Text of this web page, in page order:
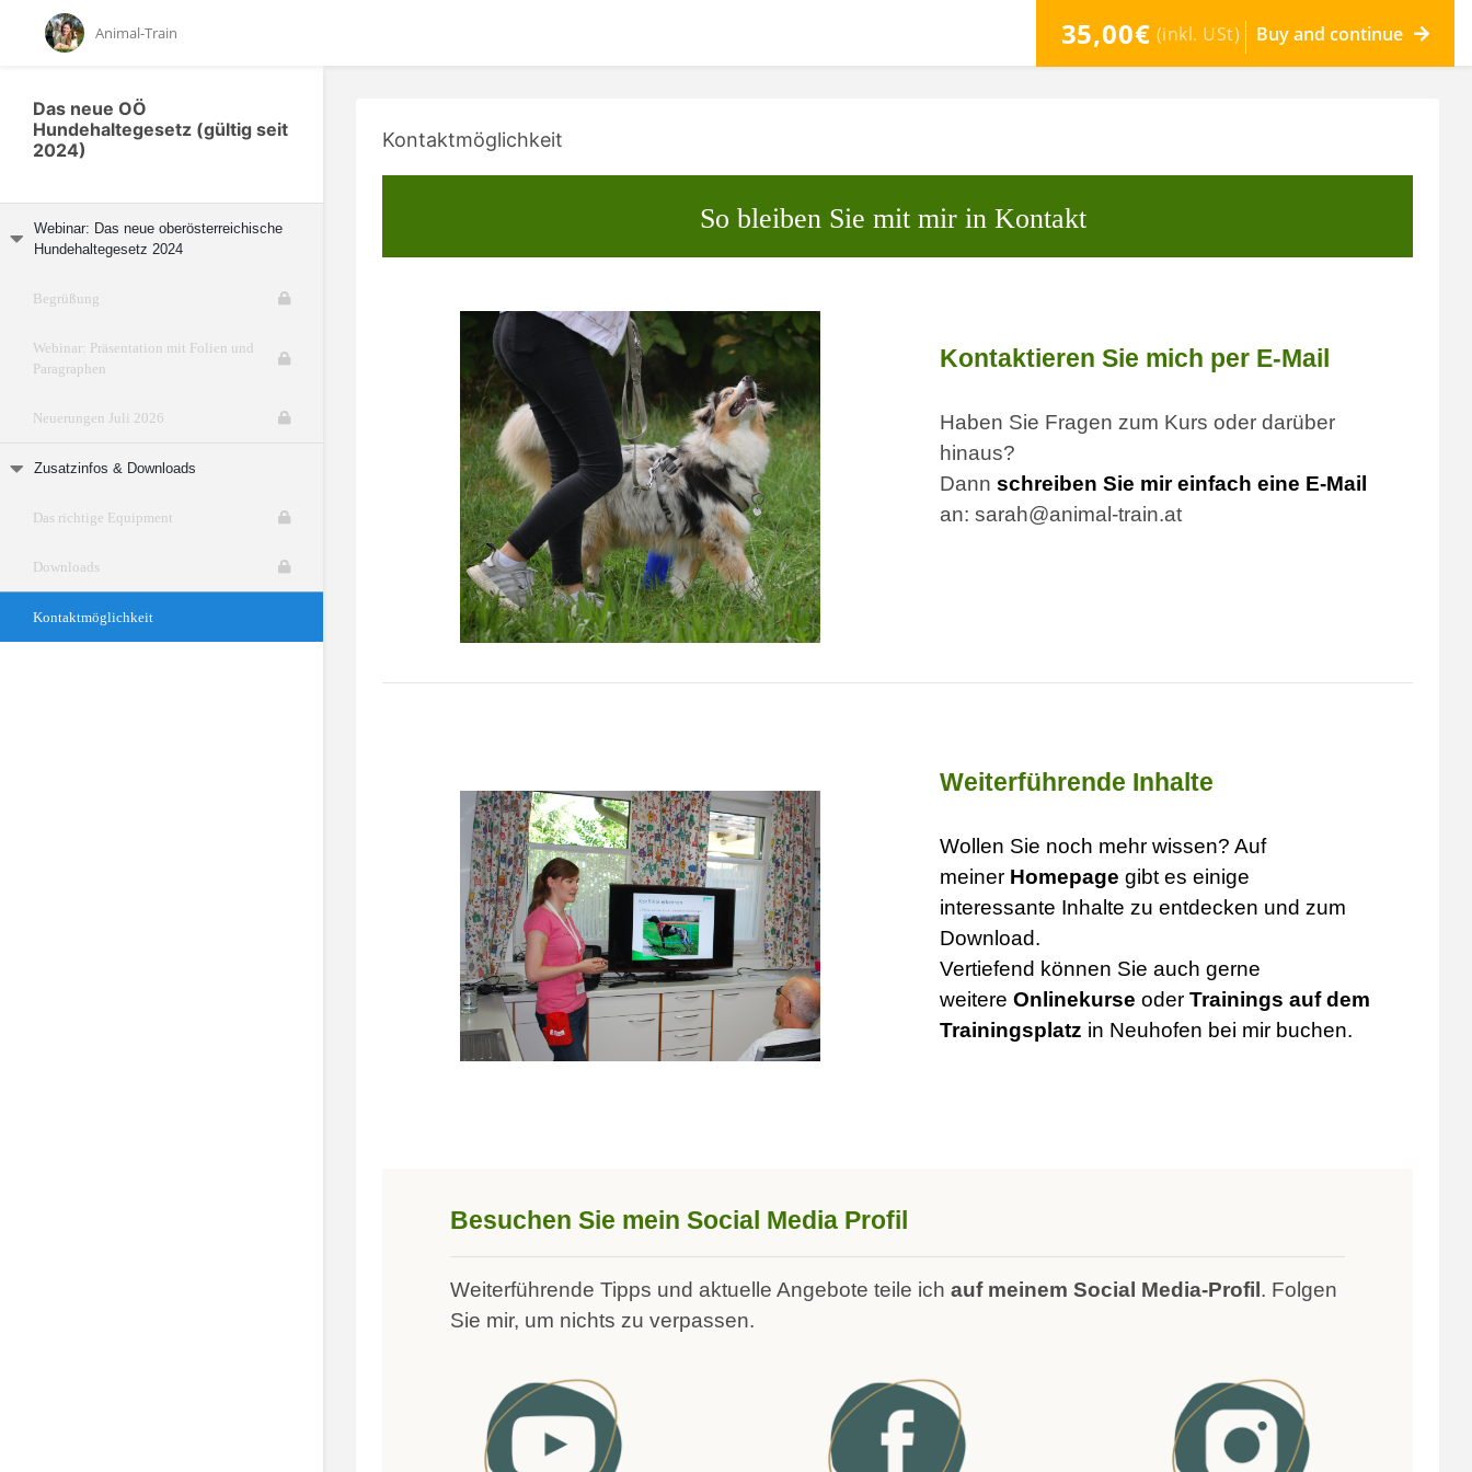
Animal-Train 35,00€ (inkl. USt) Buy and continue
Das neue OÖ
Hundehaltegesetz (gültig seit
2024)
Webinar: Das neue oberösterreichische
Hundehaltegesetz 2024
Begrüßung
Webinar: Präsentation mit Folien und
Paragraphen
Neuerungen Juli 2026
Zusatzinfos & Downloads
Das richtige Equipment
Downloads
Kontaktmöglichkeit
Kontaktmöglichkeit
So bleiben Sie mit mir in Kontakt
Kontaktieren Sie mich per E-Mail
Haben Sie Fragen zum Kurs oder darüber
hinaus?
Dannschreiben Sie mir einfach eine E-Mail
an: sarah@animal-train.at
Weiterführende Inhalte
Wollen Sie noch mehr wissen? Auf
meiner Homepage gibt es einige
interessante Inhalte zu entdecken undzum
Download.
Vertiefend können Sie auch gerne
weitereOnlinekurseoderTrainings auf dem
Trainingsplatz in Neuhofen bei mir buchen.
Besuchen Sie mein Social Media Profil
Weiterführende Tipps und aktuelle Angebote teile ichauf meinem Social Media-Profil. Folgen
Sie mir, um nichts zu verpassen.